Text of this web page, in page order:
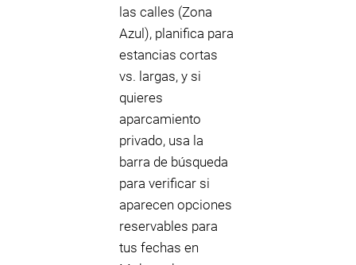
las calles (Zona
Azul), planifica para
estancias cortas
vs. largas, y si
quieres
aparcamiento
privado, usa la
barra de búsqueda
para verificar si
aparecen opciones
reservables para
tus fechas en